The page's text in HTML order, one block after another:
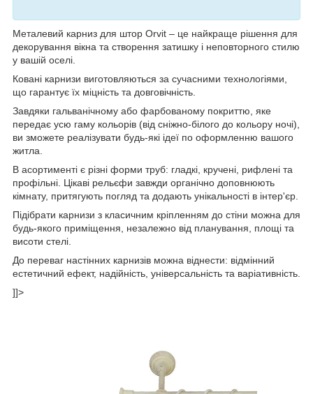
Металевий карниз для штор Orvit – це найкраще рішення для
декорування вікна та створення затишку і неповторного стилю
у вашій оселі.
Ковані карнизи виготовляються за сучасними технологіями,
що гарантує їх міцність та довговічність.
Завдяки гальванічному або фарбованому покриттю, яке
передає усю гаму кольорів (від сніжно-білого до кольору ночі),
ви зможете реалізувати будь-які ідеї по оформленню вашого
житла.
В асортименті є різні форми труб: гладкі, кручені, рифлені та
профільні. Цікаві рельєфи завжди органічно доповнюють
кімнату, притягують погляд та додають унікальності в інтер'єр.
Підібрати карнизи з класичним кріпленням до стіни можна для
будь-якого приміщення, незалежно від планування, площі та
висоти стелі.
До переваг настінних карнизів можна віднести: відмінний
естетичний ефект, надійність, універсальність та варіативність.
]]>